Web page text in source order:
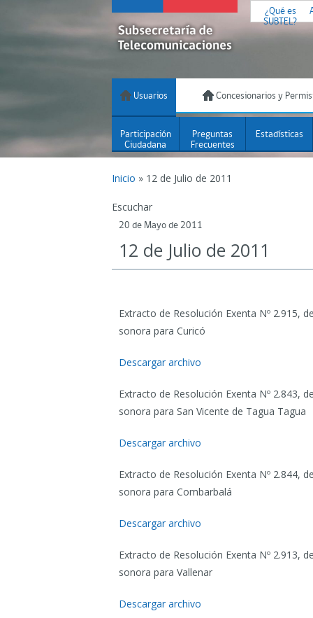
¿Qué es
SUBTEL?
Usuarios Concesionarios y
Participación
Ciudadana
Preguntas
Frecuentes
Estadísticas
Inicio » 12 de Julio de 2011
Escuchar
20 de Mayo de 2011
12 de Julio de 2011
Extracto de Resolución Exenta Nº 2.915,
sonora para Curicó
Descargar archivo
Extracto de Resolución Exenta Nº 2.843,
sonora para San Vicente de Tagua Tagua
Descargar archivo
Extracto de Resolución Exenta Nº 2.844,
sonora para Combarbalá
Descargar archivo
Extracto de Resolución Exenta Nº 2.913,
sonora para Vallenar
Descargar archivo